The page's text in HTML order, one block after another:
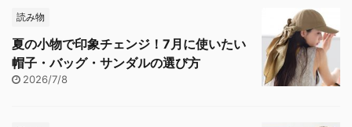
読み物
夏の小物で印象チェンジ！7月に使いたい
帽子・バッグ・サンダルの選び方
2026/7/8